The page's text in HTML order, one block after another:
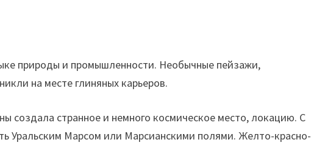
природы и промышленности. Необычные пейзажи,
на месте глиняных карьеров.
создала странное и немного космическое место, локацию. С
Уральским Марсом или Марсианскими полями. Желто-красно-